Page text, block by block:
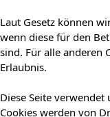
Laut Gesetz können
wenn diese für den
sind. Für alle anderen
Erlaubnis.
Diese Seite verwendet
Cookies werden von